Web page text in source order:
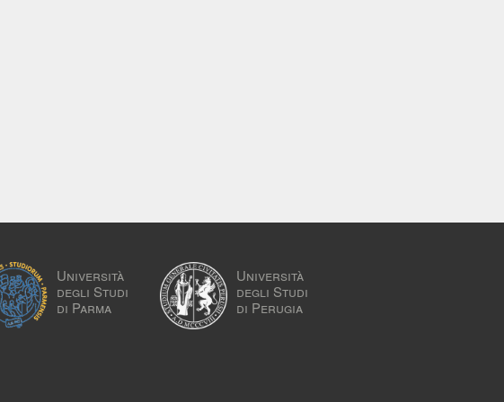
Università
degli Studi
di Parma
Università
degli Studi
di Perugia